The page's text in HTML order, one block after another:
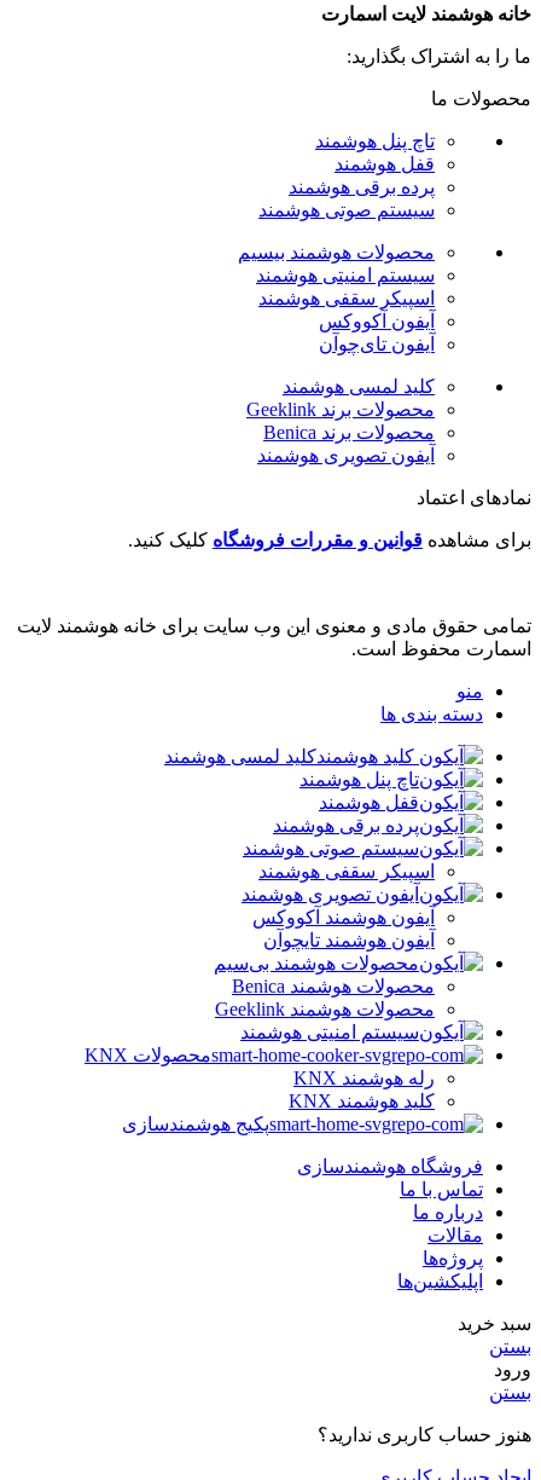
خانه هوشمند لایت اسمارت
ما را به اشتراک بگذارید:
محصولات ما
تاچ پنل هوشمند
قفل هوشمند
پرده برقی هوشمند
سیستم صوتی هوشمند
محصولات هوشمند بیسیم
سیستم امنیتی هوشمند
اسپیکر سقفی هوشمند
آیفون آکووکس
آیفون تای‌چوآن
کلید لمسی هوشمند
محصولات برند Geeklink
محصولات برند ‌Benica
آیفون تصویری هوشمند
نمادهای اعتماد
برای مشاهده قوانین و مقررات فروشگاه کلیک کنید.
تمامی حقوق مادی و معنوی این وب سایت برای خانه هوشمند لایت
اسمارت محفوظ است.
منو
دسته بندی ها
کلید لمسی هوشمند
تاچ پنل هوشمند
قفل هوشمند
پرده برقی هوشمند
سیستم صوتی هوشمند
اسپیکر سقفی هوشمند
آیفون تصویری هوشمند
آیفون هوشمند آکووکس
آیفون هوشمند تایچوآن
محصولات هوشمند بی‌سیم
محصولات هوشمند Benica
محصولات هوشمند Geeklink
سیستم امنیتی هوشمند
محصولات KNX
رله هوشمند KNX
کلید هوشمند KNX
پکیج هوشمندسازی
فروشگاه هوشمندسازی
تماس با ما
درباره ما
مقالات
پروژه‌ها
اپلیکشین‌ها
سبد خرید
بستن
ورود
بستن
هنوز حساب کاربری ندارید؟